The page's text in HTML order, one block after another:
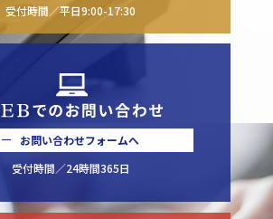
受付時間／平日9:00-17:30
お問い合わせフォームへ
受付時間／24時間365日